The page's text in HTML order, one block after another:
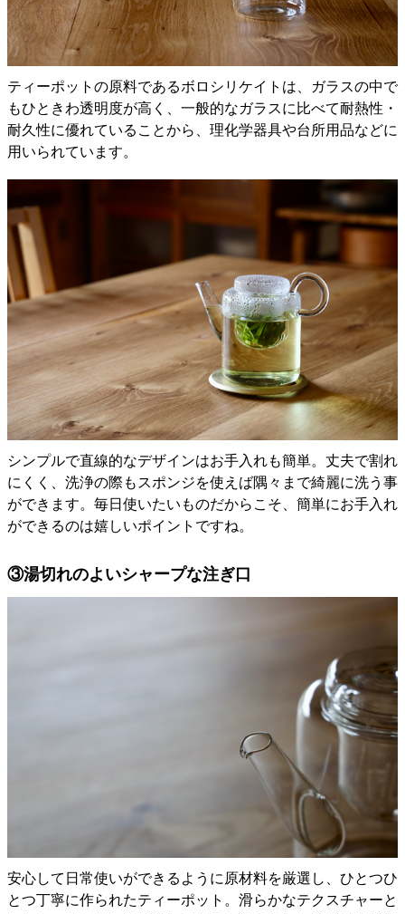
ティーポットの原料であるボロシリケイトは、ガラスの中で
もひときわ透明度が高く、一般的なガラスに比べて耐熱性・
耐久性に優れていることから、理化学器具や台所用品などに
用いられています。
シンプルで直線的なデザインはお手入れも簡単。丈夫で割れ
にくく、洗浄の際もスポンジを使えば隅々まで綺麗に洗う事
ができます。毎日使いたいものだからこそ、簡単にお手入れ
ができるのは嬉しいポイントですね。
③湯切れのよいシャープな注ぎ口
安心して日常使いができるように原材料を厳選し、ひとつひ
とつ丁寧に作られたティーポット。滑らかなテクスチャーと